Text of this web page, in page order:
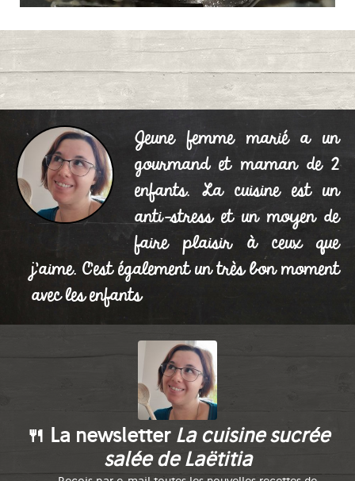
Poêlée franc comtoise
Publié le 07/12/2024 à 7:51
Jeune femme marié a un
gourmand et maman de 2
enfants. La cuisine est un
anti-stress et un moyen de
faire plaisir à ceux que
j'aime. C'est également un très bon moment
avec les enfants
🍴 La newsletter La cuisine sucrée
salée de Laëtitia